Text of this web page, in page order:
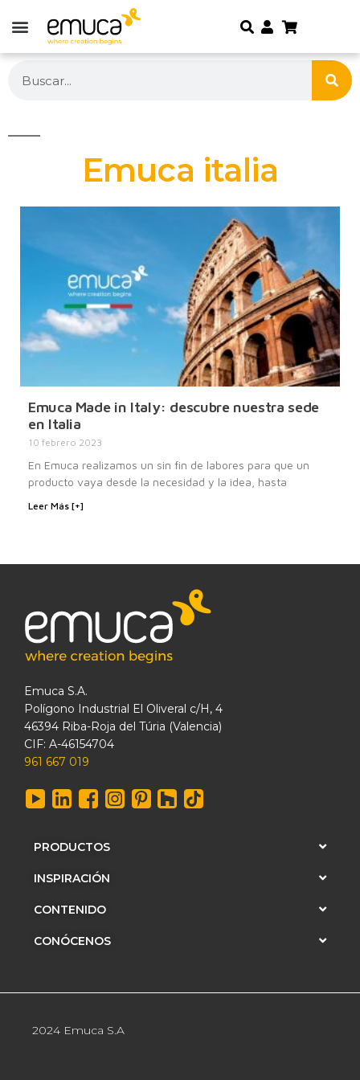
Emuca italia
Emuca Made in Italy: descubre nuestra sede
en Italia
10 febrero 2023
En Emuca realizamos un sin fin de labores para que un
producto vaya desde la necesidad y la idea, hasta
Leer Más [+]
Emuca S.A.
Polígono Industrial El Oliveral c/H, 4
46394 Riba-Roja del Túria (Valencia)
CIF: A-46154704
961 667 019
PRODUCTOS
INSPIRACIÓN
CONTENIDO
CONÓCENOS
2024 Emuca S.A